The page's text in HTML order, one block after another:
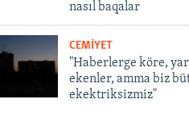
nasıl baqalar
CEMİYET
"Haberlerge köre,
ekenler, amma biz
ekektriksizmiz"